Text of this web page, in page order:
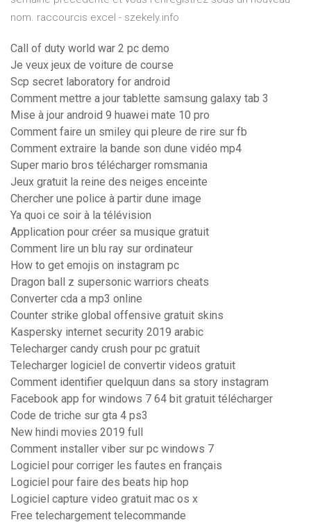
nom. raccourcis excel - szekely.info
Call of duty world war 2 pc demo
Je veux jeux de voiture de course
Scp secret laboratory for android
Comment mettre a jour tablette samsung galaxy tab 3
Mise à jour android 9 huawei mate 10 pro
Comment faire un smiley qui pleure de rire sur fb
Comment extraire la bande son dune vidéo mp4
Super mario bros télécharger romsmania
Jeux gratuit la reine des neiges enceinte
Chercher une police à partir dune image
Ya quoi ce soir à la télévision
Application pour créer sa musique gratuit
Comment lire un blu ray sur ordinateur
How to get emojis on instagram pc
Dragon ball z supersonic warriors cheats
Converter cda a mp3 online
Counter strike global offensive gratuit skins
Kaspersky internet security 2019 arabic
Telecharger candy crush pour pc gratuit
Telecharger logiciel de convertir videos gratuit
Comment identifier quelquun dans sa story instagram
Facebook app for windows 7 64 bit gratuit télécharger
Code de triche sur gta 4 ps3
New hindi movies 2019 full
Comment installer viber sur pc windows 7
Logiciel pour corriger les fautes en français
Logiciel pour faire des beats hip hop
Logiciel capture video gratuit mac os x
Free telechargement telecommande